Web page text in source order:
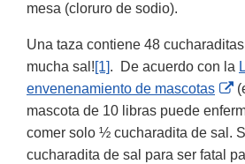
mesa (cloruro de sodio).
Una taza contiene 48
mucha sal![1]. De acuerdo con la
envenenamiento de mascotas
mascota de 10 libras puede
comer solo ½ cucharadita de sal.
cucharadita de sal para ser fatal